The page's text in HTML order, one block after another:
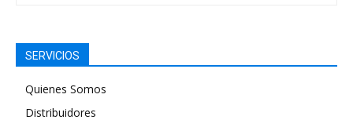
SERVICIOS
Quienes Somos
Distribuidores